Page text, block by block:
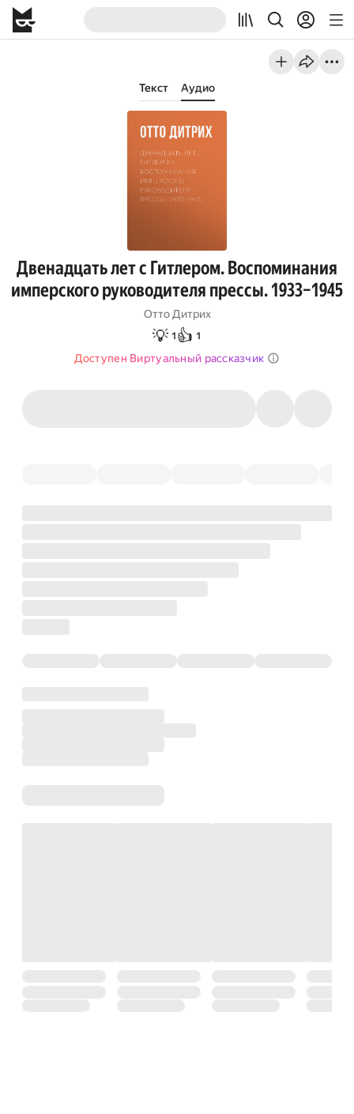
Текст Аудио
Двенадцать лет с Гитлером. Воспоминания
имперского руководителя прессы. 1933–1945
Отто Дитрих
💡 1 👍 1
Доступен Виртуальный рассказчик